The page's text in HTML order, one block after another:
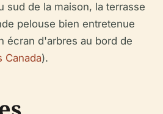
sud de la maison, la terrasse
pelouse bien entretenue
écran d'arbres au bord de
Canada).